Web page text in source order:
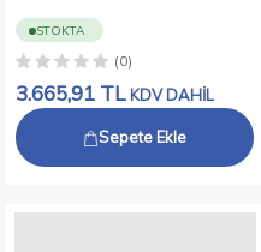
STOKTA
(0)
3.665,91 TL KDV DAHİL
Sepete Ekle